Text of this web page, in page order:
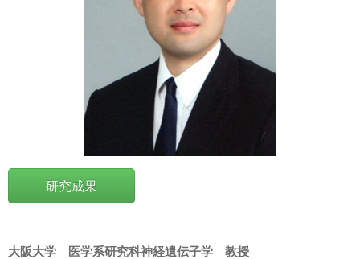
研究成果
大阪大学 医学系研究科神経遺伝子学 教授